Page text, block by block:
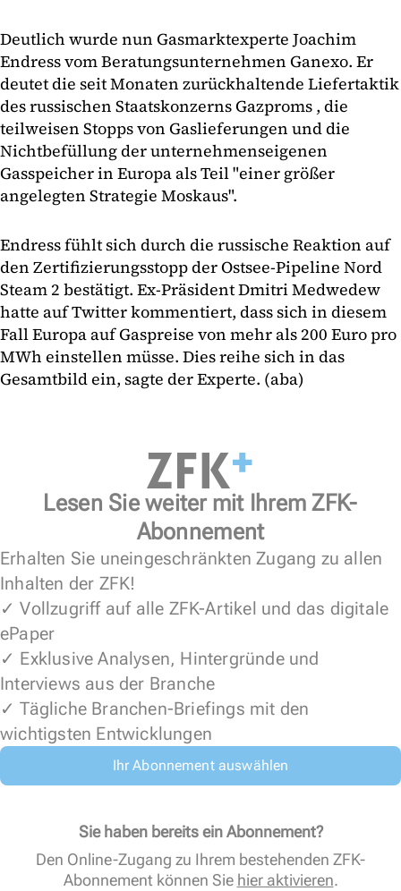
Deutlich wurde nun Gasmarktexperte Joachim
Endress vom Beratungsunternehmen Ganexo. Er
deutet die seit Monaten zurückhaltende Liefertaktik
des russischen Staatskonzerns Gazproms , die
teilweisen Stopps von Gaslieferungen und die
Nichtbefüllung der unternehmenseigenen
Gasspeicher in Europa als Teil "einer größer
angelegten Strategie Moskaus".
Endress fühlt sich durch die russische Reaktion auf
den Zertifizierungsstopp der Ostsee-Pipeline Nord
Steam 2 bestätigt. Ex-Präsident Dmitri Medwedew
hatte auf Twitter kommentiert, dass sich in diesem
Fall Europa auf Gaspreise von mehr als 200 Euro pro
MWh einstellen müsse. Dies reihe sich in das
Gesamtbild ein, sagte der Experte. (aba)
Lesen Sie weiter mit Ihrem ZFK-
Abonnement
Erhalten Sie uneingeschränkten Zugang zu allen
Inhalten der ZFK!
✓ Vollzugriff auf alle ZFK-Artikel und das digitale
ePaper
✓ Exklusive Analysen, Hintergründe und
Interviews aus der Branche
✓ Tägliche Branchen-Briefings mit den
wichtigsten Entwicklungen
Ihr Abonnement auswählen
Sie haben bereits ein Abonnement?
Den Online-Zugang zu Ihrem bestehenden ZFK-
Abonnement können Sie hier aktivieren.